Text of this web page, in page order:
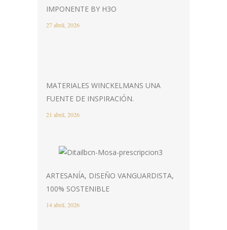
IMPONENTE BY H3O
27 abril, 2026
MATERIALES WINCKELMANS UNA
FUENTE DE INSPIRACIÓN.
21 abril, 2026
ARTESANÍA, DISEÑO VANGUARDISTA,
100% SOSTENIBLE
14 abril, 2026